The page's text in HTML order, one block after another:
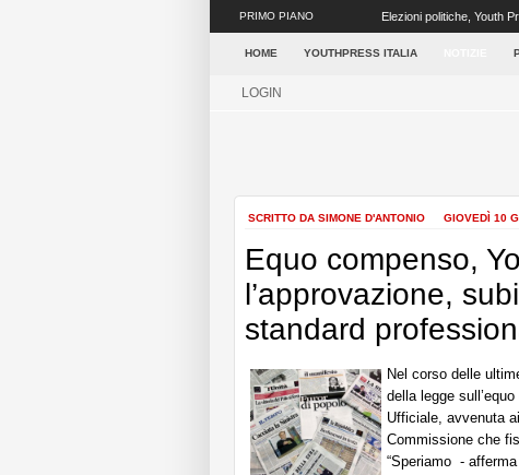
PRIMO PIANO Elezioni politiche, Youth
possa avere una magg...
HOME YOUTHPRESS ITALIA
LOGIN
SCRITTO DA SIMONE D'ANTONIO GIOVEDÌ 10
Equo compenso,
l’approvazione,
standard
Nel corso delle
della legge
Ufficiale, avvenuta
Commissione che
“Speriamo -